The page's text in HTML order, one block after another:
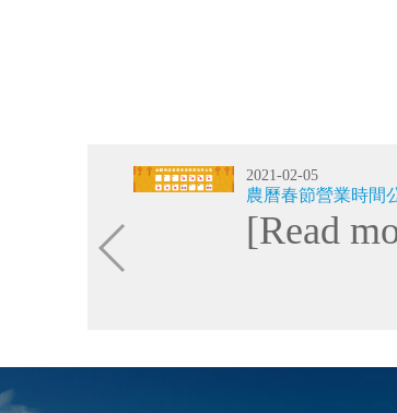
2021-02-05
農曆春節營業時間
[Read